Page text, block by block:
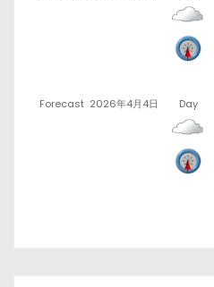
Forecast 2026年4月4日 Day